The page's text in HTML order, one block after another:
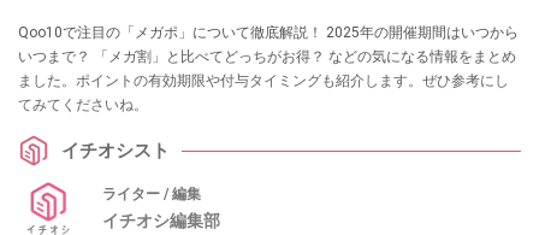
Qoo10で注目の「メガポ」について徹底解説！ 2025年の開催期間はいつから
いつまで？ 「メガ割」と比べてどっちがお得？ などの気になる情報をまとめ
ました。ポイントの有効期限や付与タイミングも紹介します。ぜひ参考にし
てみてくださいね。
イチオシスト
ライター / 編集
イチオシ編集部